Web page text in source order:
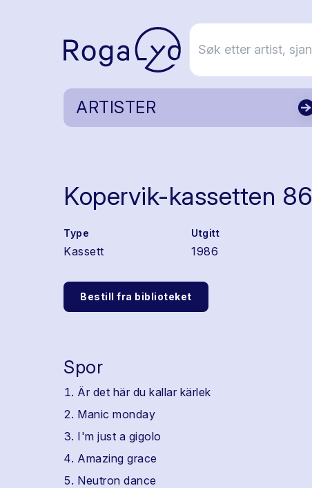
ARTISTER
Kopervik-kassetten 86
Type
Kassett
Utgitt
1986
Bestill fra biblioteket
Spor
Är det här du kallar kärlek
Manic monday
I'm just a gigolo
Amazing grace
Neutron dance